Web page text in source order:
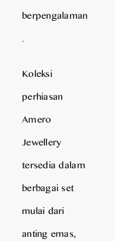
berpengalaman
.
Koleksi
perhiasan
Amero
Jewellery
tersedia dalam
berbagai set
mulai dari
anting emas,